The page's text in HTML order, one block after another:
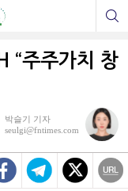
“주주가치 창
박슬기 기자
seulgi@fntimes.com